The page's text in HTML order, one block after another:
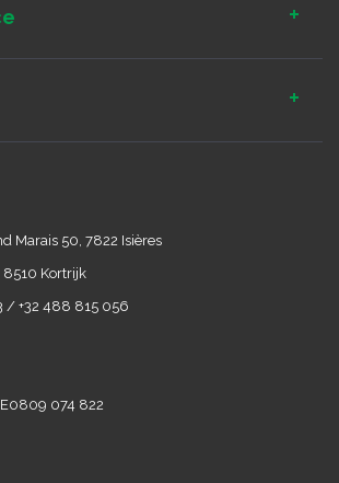
Marais 50, 7822 Isières
8510 Kortrijk
/ +32 488 815 056
074 822